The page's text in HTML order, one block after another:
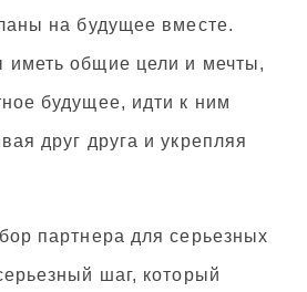
на будущее вместе.
общие цели и мечты,
будущее, идти к ним
друг друга и укрепляя
партнера для серьезных
шаг, который